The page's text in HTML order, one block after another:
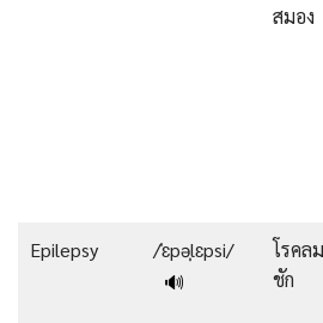
สมอง
Epilepsy
/ˈɛpəˌlɛpsi/
🔊
โรคลม
ชัก